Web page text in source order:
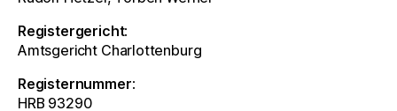
Registergericht:
Amtsgericht Charlottenburg
Registernummer:
HRB 93290